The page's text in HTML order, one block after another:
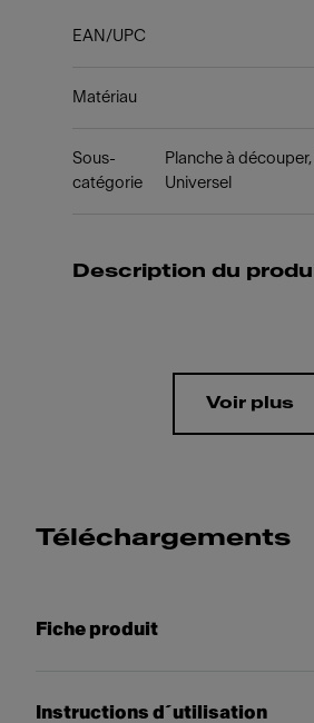
EAN/UPC
Matériau
Sous-
catégorie
Planche à
Universel
Description du
Voir plus
Téléchargements
Fiche produit
Instructions d´utilisation